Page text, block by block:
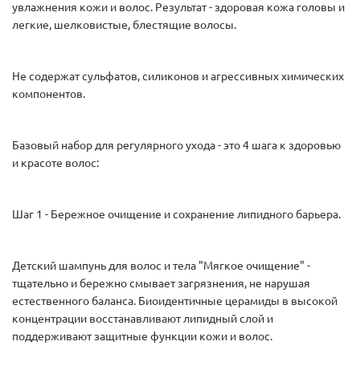
увлажнения кожи и волос. Результат - здоровая кожа головы и
легкие, шелковистые, блестящие волосы.
Не содержат сульфатов, силиконов и агрессивных химических
компонентов.
Базовый набор для регулярного ухода - это 4 шага к здоровью
и красоте волос:
Шаг 1 - Бережное очищение и сохранение липидного барьера.
Детский шампунь для волос и тела "Мягкое очищение" -
тщательно и бережно смывает загрязнения, не нарушая
естественного баланса. Биоидентичные церамиды в высокой
концентрации восстанавливают липидный слой и
поддерживают защитные функции кожи и волос.